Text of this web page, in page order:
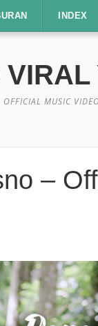
INDEX
VIRAL
OFFICIAL MUSIC
–